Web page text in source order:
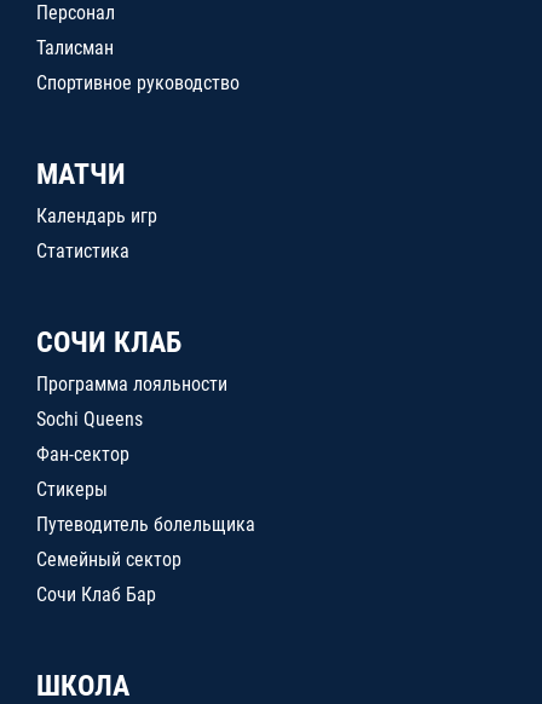
Персонал
Талисман
Спортивное руководство
МАТЧИ
Календарь игр
Статистика
СОЧИ КЛАБ
Программа лояльности
Sochi Queens
Фан-сектор
Стикеры
Путеводитель болельщика
Семейный сектор
Сочи Клаб Бар
ШКОЛА